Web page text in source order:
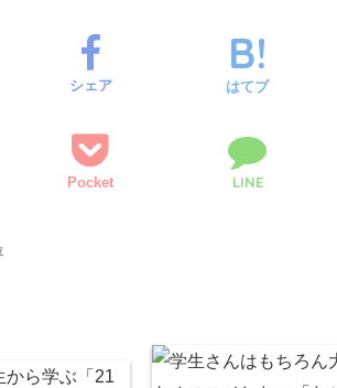
シェア はてブ
Pocket LINE